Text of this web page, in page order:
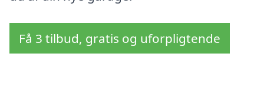
Få 3 tilbud, gratis og uforpligtende